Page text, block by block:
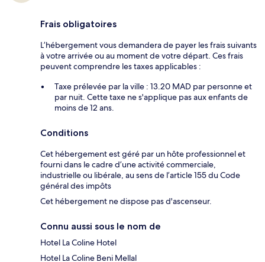
Frais obligatoires
L’hébergement vous demandera de payer les frais suivants
à votre arrivée ou au moment de votre départ. Ces frais
peuvent comprendre les taxes applicables :
Taxe prélevée par la ville : 13.20 MAD par personne et
par nuit. Cette taxe ne s'applique pas aux enfants de
moins de 12 ans.
Conditions
Cet hébergement est géré par un hôte professionnel et
fourni dans le cadre d’une activité commerciale,
industrielle ou libérale, au sens de l’article 155 du Code
général des impôts
Cet hébergement ne dispose pas d'ascenseur.
Connu aussi sous le nom de
Hotel La Coline Hotel
Hotel La Coline Beni Mellal